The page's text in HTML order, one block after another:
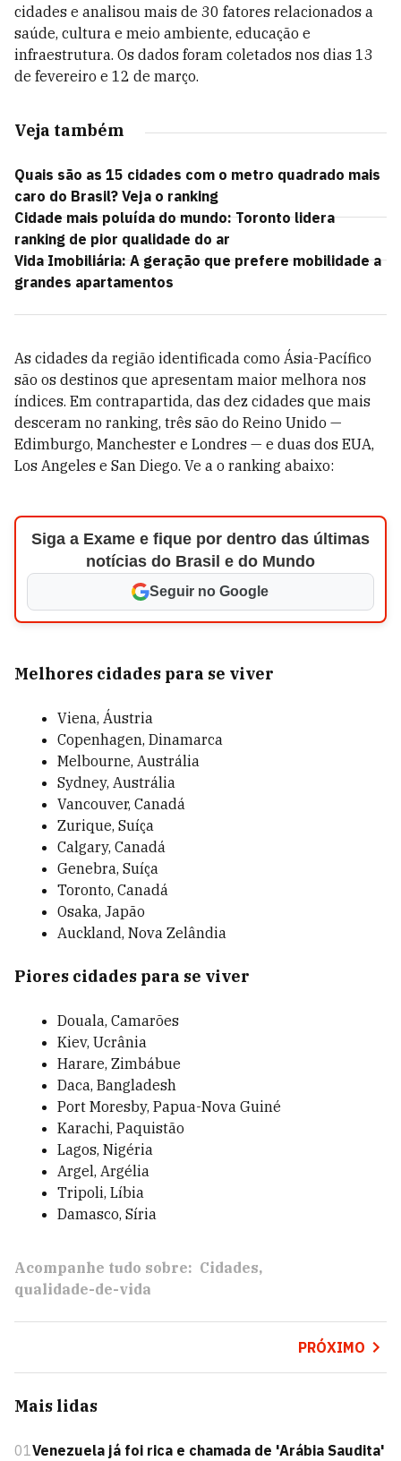
cidades e analisou mais de 30 fatores relacionados a
saúde, cultura e meio ambiente, educação e
infraestrutura. Os dados foram coletados nos dias 13
de fevereiro e 12 de março.
Veja também
Quais são as 15 cidades com o metro quadrado mais
caro do Brasil? Veja o ranking
Cidade mais poluída do mundo: Toronto lidera
ranking de pior qualidade do ar
Vida Imobiliária: A geração que prefere mobilidade a
grandes apartamentos
As cidades da região identificada como Ásia-Pacífico
são os destinos que apresentam maior melhora nos
índices. Em contrapartida, das dez cidades que mais
desceram no ranking, três são do Reino Unido —
Edimburgo, Manchester e Londres — e duas dos EUA,
Los Angeles e San Diego. Ve a o ranking abaixo:
Siga a Exame e fique por dentro das últimas
notícias do Brasil e do Mundo
Seguir no Google
Melhores cidades para se viver
Viena, Áustria
Copenhagen, Dinamarca
Melbourne, Austrália
Sydney, Austrália
Vancouver, Canadá
Zurique, Suíça
Calgary, Canadá
Genebra, Suíça
Toronto, Canadá
Osaka, Japão
Auckland, Nova Zelândia
Piores cidades para se viver
Douala, Camarões
Kiev, Ucrânia
Harare, Zimbábue
Daca, Bangladesh
Port Moresby, Papua-Nova Guiné
Karachi, Paquistão
Lagos, Nigéria
Argel, Argélia
Tripoli, Líbia
Damasco, Síria
Acompanhe tudo sobre: Cidades
qualidade-de-vida
PRÓXIMO
Mais lidas
01Venezuela já foi rica e chamada de 'Arábia Saudita'